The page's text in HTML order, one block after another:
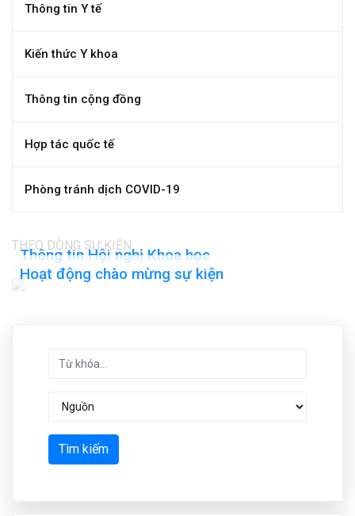
Thông tin Y tế
Kiến thức Y khoa
Thông tin cộng đồng
Hợp tác quốc tế
Phòng tránh dịch COVID-19
THEO DÒNG SỰ KIỆN
Thông tin Hội nghị Khoa học
Hoạt động chào mừng sự kiện
Tìm kiếm